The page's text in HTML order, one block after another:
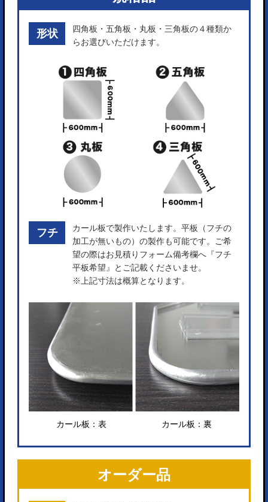
形状
四角板・五角板・丸板・三角板の４種類か
らお選びいただけます。
フチ
カール板で製作いたします。平板（フチの
加工が無いもの）の製作も可能です。ご希
望の際はお見積りフォーム備考欄へ『フチ
平板希望』とご記載くださいませ。
※上記寸法は概算となります。
カール板：表 カール板：裏
オーダー品